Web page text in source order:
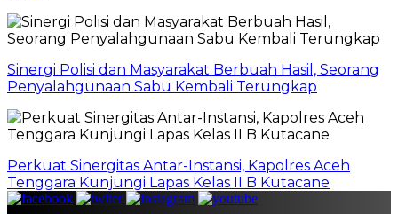
Sinergi Polisi dan Masyarakat Berbuah Hasil, Seorang
Penyalahgunaan Sabu Kembali Terungkap
Perkuat Sinergitas Antar-Instansi, Kapolres Aceh
Tenggara Kunjungi Lapas Kelas II B Kutacane